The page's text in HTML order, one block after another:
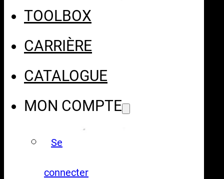
TOOLBOX
CARRIÈRE
CATALOGUE
MON COMPTE
Se
connecter